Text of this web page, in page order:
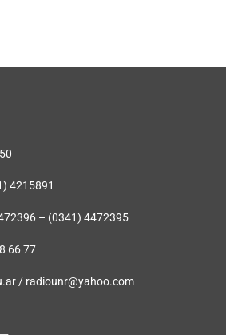
4215891
– (0341) 4472395
66 77
/ radiounr@yahoo.com